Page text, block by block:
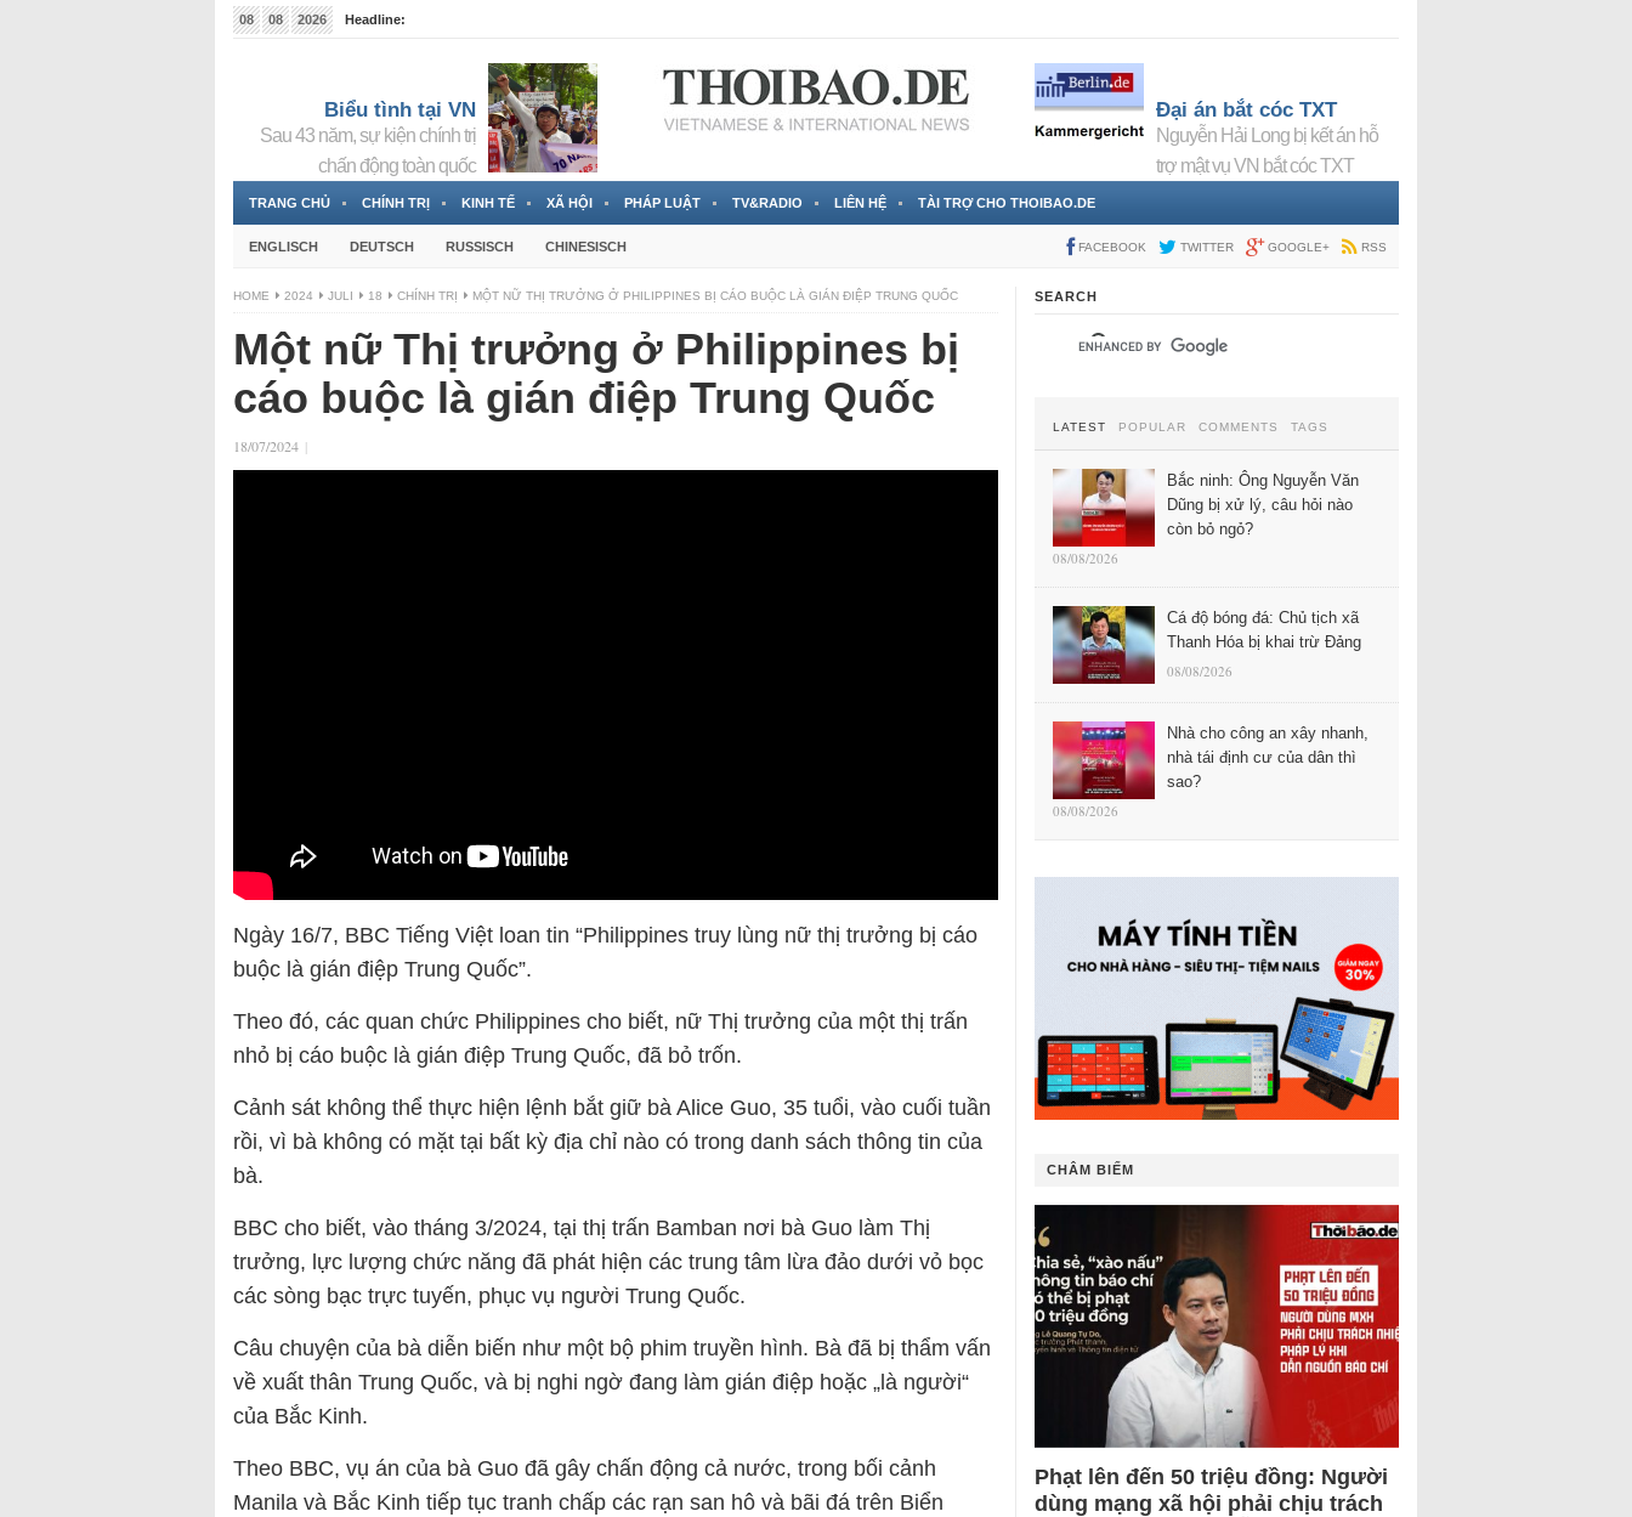
08 08 2026
Headline:
Biểu tình tại VN
Sau 43 năm, sự kiện chính trị
chấn động toàn quốc
Đại án bắt cóc TXT
Nguyễn Hải Long bị kết án hỗ
trợ mật vụ VN bắt cóc TXT
TRANG CHỦ CHÍNH TRỊ KINH TẾ XÃ HỘI PHÁP LUẬT TV&RADIO LIÊN HỆ TÀI TRỢ CHO THOIBAO.DE
ENGLISCH DEUTSCH RUSSISCH CHINESISCH FACEBOOK TWITTER GOOGLE+ RSS
HOME 2024 JULI 18 CHÍNH TRỊ MỘT NỮ THỊ TRƯỞNG Ở PHILIPPINES BỊ CÁO BUỘC LÀ GIÁN ĐIỆP TRUNG QUỐC
Một nữ Thị trưởng ở Philippines bị
cáo buộc là gián điệp Trung Quốc
18/07/2024 |
Ngày 16/7, BBC Tiếng Việt loan tin “Philippines truy lùng nữ thị trưởng bị cáo
buộc là gián điệp Trung Quốc”.
Theo đó, các quan chức Philippines cho biết, nữ Thị trưởng của một thị trấn
nhỏ bị cáo buộc là gián điệp Trung Quốc, đã bỏ trốn.
Cảnh sát không thể thực hiện lệnh bắt giữ bà Alice Guo, 35 tuổi, vào cuối tuần
rồi, vì bà không có mặt tại bất kỳ địa chỉ nào có trong danh sách thông tin của
bà.
BBC cho biết, vào tháng 3/2024, tại thị trấn Bamban nơi bà Guo làm Thị
trưởng, lực lượng chức năng đã phát hiện các trung tâm lừa đảo dưới vỏ bọc
các sòng bạc trực tuyến, phục vụ người Trung Quốc.
Câu chuyện của bà diễn biến như một bộ phim truyền hình. Bà đã bị thẩm vấn
về xuất thân Trung Quốc, và bị nghi ngờ đang làm gián điệp hoặc „là người“
của Bắc Kinh.
Theo BBC, vụ án của bà Guo đã gây chấn động cả nước, trong bối cảnh
Manila và Bắc Kinh tiếp tục tranh chấp các rạn san hô và bãi đá trên Biển
SEARCH
LATEST POPULAR COMMENTS TAGS
Bắc ninh: Ông Nguyễn Văn
Dũng bị xử lý, câu hỏi nào
còn bỏ ngỏ?
08/08/2026
Cá độ bóng đá: Chủ tịch xã
Thanh Hóa bị khai trừ Đảng
08/08/2026
Nhà cho công an xây nhanh,
nhà tái định cư của dân thì
sao?
08/08/2026
CHÂM BIẾM
Phạt lên đến 50 triệu đồng: Người
dùng mạng xã hội phải chịu trách